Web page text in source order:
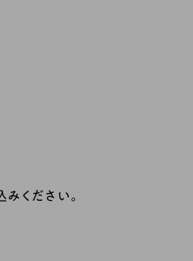
ください。